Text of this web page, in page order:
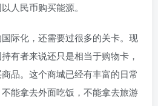
人民币购买能源。
际化，还需要过很多的关卡。现
有者来说还只是相当于购物卡，
品。这个商城已经有丰富的日常
能拿去外面吃饭，不能拿去旅游